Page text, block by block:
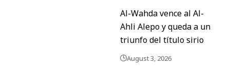
Al-Wahda vence al Al-
Ahli Alepo y queda a un
triunfo del título sirio
August 3, 2026